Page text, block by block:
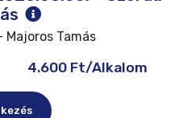
Majoros Tamás
4.600 Ft/Alkalom